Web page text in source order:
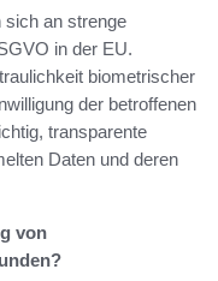
an strenge
in der EU.
biometrischer
der betroffenen
transparente
Daten und deren
von